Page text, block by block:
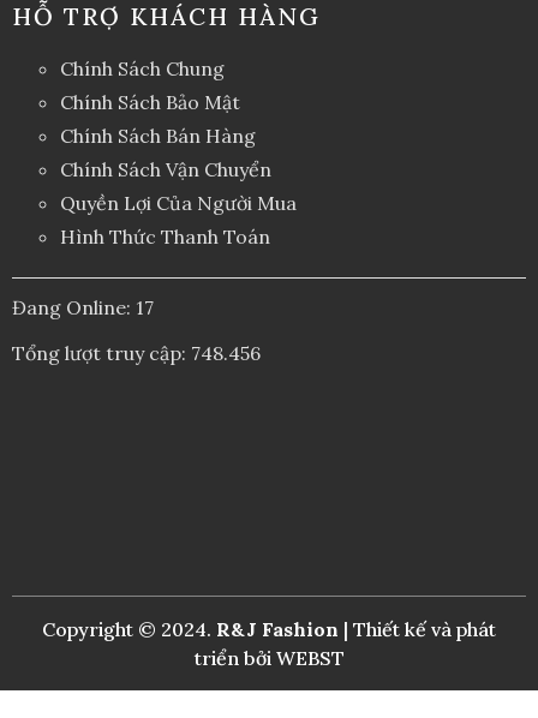
HỖ TRỢ KHÁCH HÀNG
Chính Sách Chung
Chính Sách Bảo Mật
Chính Sách Bán Hàng
Chính Sách Vận Chuyển
Quyền Lợi Của Người Mua
Hình Thức Thanh Toán
Đang Online: 17
Tổng lượt truy cập: 748.456
Copyright © 2024. R&J Fashion | Thiết kế và phát
triển bởi WEBST